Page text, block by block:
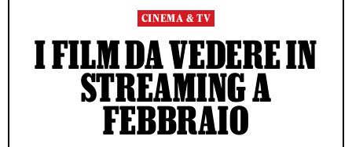
CINEMA & TV
I FILM DA VEDERE IN
STREAMING A
FEBBRAIO